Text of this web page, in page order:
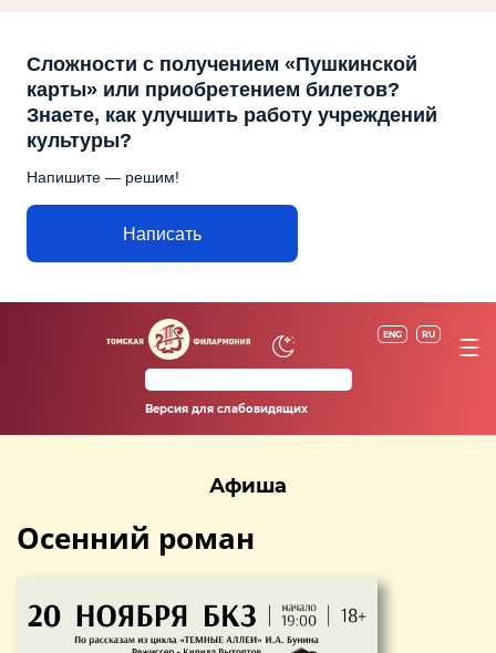
Сложности с получением «Пушкинской
карты» или приобретением билетов?
Знаете, как улучшить работу учреждений
культуры?
Напишите — решим!
Написать
ENG RU
Версия для слабовидящих
Афиша
Осенний роман